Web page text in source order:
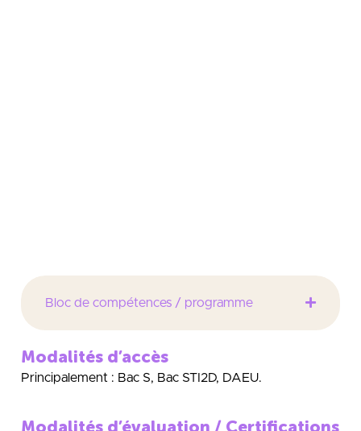
Bloc de compétences / programme
Modalités d’accès
Principalement : Bac S, Bac STI2D, DAEU.
Modalités d’évaluation / Certifications